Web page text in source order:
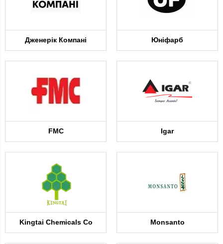
Дженерік Компані Юніфарб
FMC Igar
Kingtai Chemicals Co Monsanto